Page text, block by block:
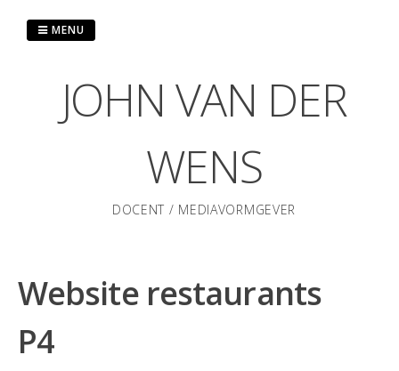
JOHN VAN DER
WENS
DOCENT / MEDIAVORMGEVER
MENU
Website restaurants
P4